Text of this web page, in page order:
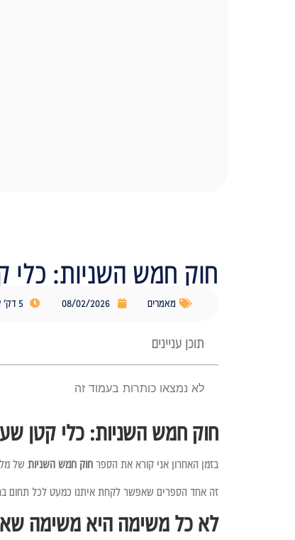
חוק חמש השניות: כלי
מאמרים 08/02/2026 5 דק' קריאה
תוכן עניינים
לא נמצאו כותרות בעמוד זה
חוק חמש השניות: כלי קטן
בזמן האחרון אני קורא את הספרחוק חמש השניותשל מל
זה אחד הספרים שאפשר לקחת איתנו כמעט לכל תחום
לא כל משימה היא משימה